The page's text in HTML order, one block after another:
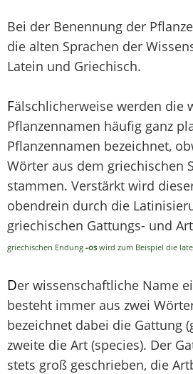
Bei der Benennung der
die alten Sprachen der
Latein und Griechisch.
Fälschlicherweise werden die
Pflanzennamen häufig ganz
Pflanzennamen bezeichnet,
Wörter aus dem griechischen
stammen. Verstärkt wird
obendrein durch die
griechischen Gattungs- und
griechischen Endung -os wird zum Beispiel die
Der wissenschaftliche Name
besteht immer aus zwei
bezeichnet dabei die Gattung
zweite die Art (species). Der
stets groß geschrieben, die